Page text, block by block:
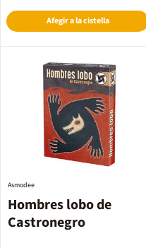
Afegir a la cistella
Hombres lobo de
Castronegro
Asmodee